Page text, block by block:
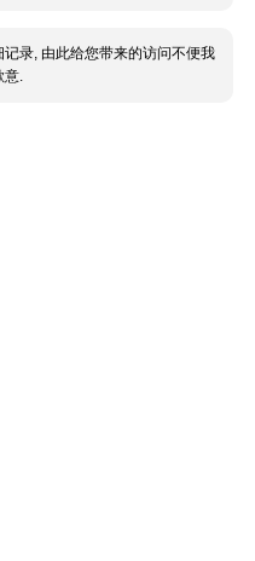
录, 由此给您带来的访问不便我
意.